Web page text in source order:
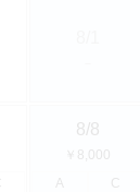
8/8
￥8,000
A
C